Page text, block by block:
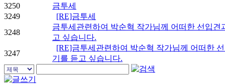
3250
금투세
3249
[RE]금투세
3248
금투세관련하여 박순혁 작가님께 어떠한 선입
고 싶습니다.
3247
[RE]금투세관련하여 박순혁 작가님께 어떠한
기를 듣고 싶습니다.